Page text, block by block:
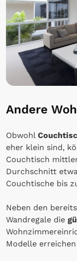
Andere
Obwohl
eher klein sind,
Couchtisch
Durchschnitt etwa
Couchtische bis
Neben den
Wandregale die
Modelle